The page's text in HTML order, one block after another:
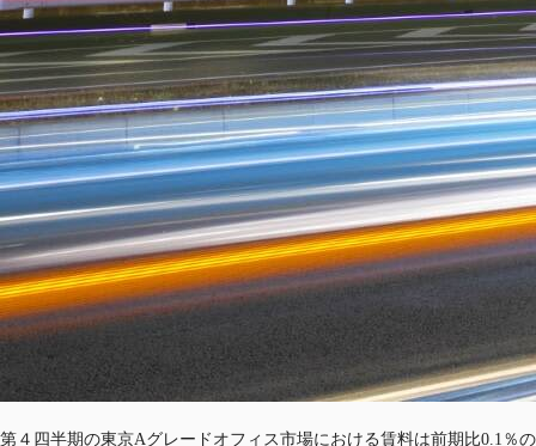
第４四半期の東京Aグレードオフィス市場における賃料は前期比0.1％の